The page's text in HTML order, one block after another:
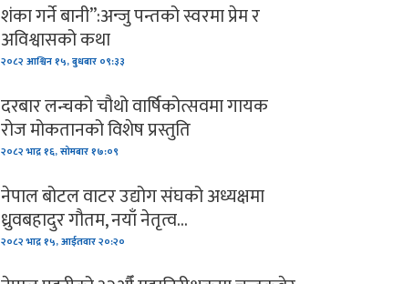
शंका गर्ने बानी”:अन्जु पन्तको स्वरमा प्रेम र
अविश्वासको कथा
२०८२ आश्विन १५, बुधबार ०९:३३
दरबार लन्चको चौथो वार्षिकोत्सवमा गायक
रोज मोकतानको विशेष प्रस्तुति
२०८२ भाद्र १६, सोमबार १७:०९
नेपाल बोटल वाटर उद्योग संघको अध्यक्षमा
ध्रुवबहादुर गौतम, नयाँ नेतृत्व…
२०८२ भाद्र १५, आईतवार २०:२०